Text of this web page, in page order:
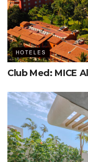
HOTELES
Club Med: MICE